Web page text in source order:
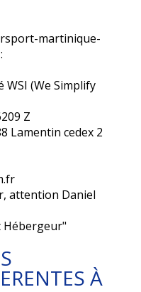
martinique-
WSI (We Simplify
Z
Lamentin cedex 2
attention Daniel
Hébergeur"
À